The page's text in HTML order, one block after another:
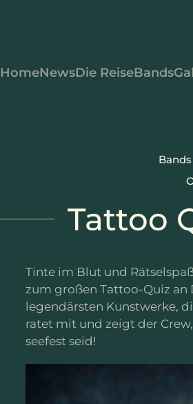
HomeNewsDie ReiseBands
Bands
Tattoo
Tinte im Blut und
zum großen Tattoo-Quiz an
legendärsten Kunstwerke,
ratet mit und zeigt der
seefest seid!